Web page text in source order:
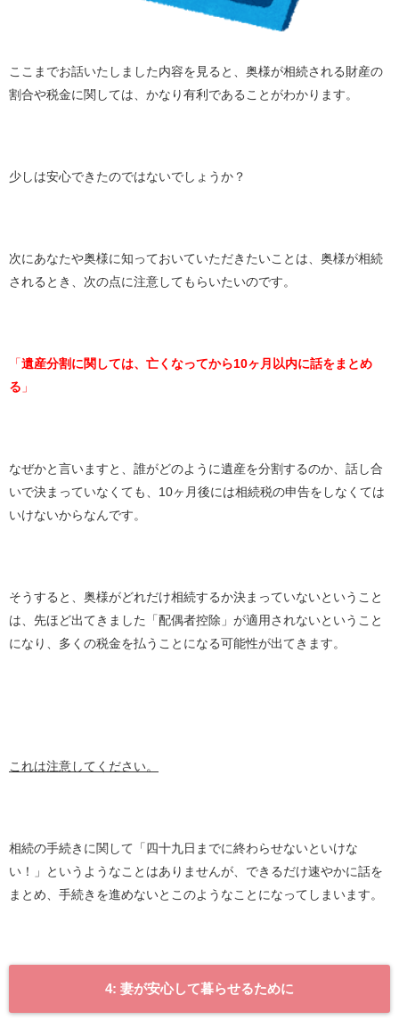
ここまでお話いたしました内容を見ると、奥様が相続される財産の
割合や税金に関しては、かなり有利であることがわかります。
少しは安心できたのではないでしょうか？
次にあなたや奥様に知っておいていただきたいことは、奥様が相続
されるとき、次の点に注意してもらいたいのです。
「遺産分割に関しては、亡くなってから10ヶ月以内に話をまとめ
る 」
なぜかと言いますと、誰がどのように遺産を分割するのか、話し合
いで決まっていなくても、10ヶ月後には相続税の申告をしなくては
いけないからなんです。
そうすると、奥様がどれだけ相続するか決まっていないということ
は、先ほど出てきました「配偶者控除」が適用されないということ
になり、多くの税金を払うことになる可能性が出てきます。
これは注意してください。
相続の手続きに関して「四十九日までに終わらせないといけな
い！」というようなことはありませんが、できるだけ速やかに話を
まとめ、手続きを進めないとこのようなことになってしまいます。
4: 妻が安心して暮らせるために